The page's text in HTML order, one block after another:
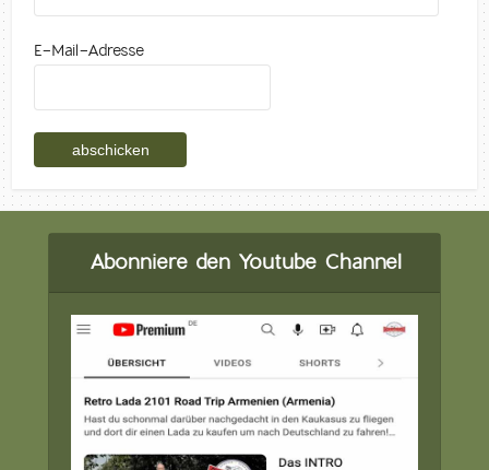
E-Mail-Adresse
Abonniere den Youtube Channel